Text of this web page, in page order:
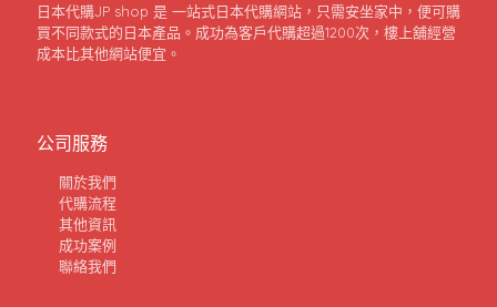
日本代購JP shop 是 一站式日本代購網站，只需安坐家中，便可購
買不同款式的日本產品。成功為客戶代購超過1200次，樓上舖經營
成本比其他網站便宜。
公司服務
關於我們
代購流程
其他資訊
成功案例
聯絡我們